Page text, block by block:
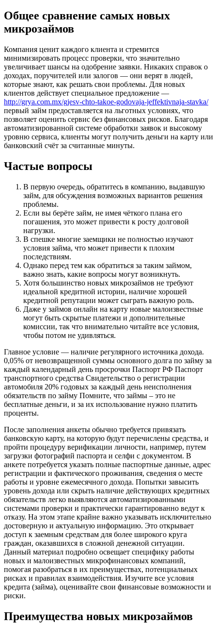
Общее сравнение самых новых
микрозаймов
Компания ценит каждого клиента и стремится
минимизировать процесс проверки, что значительно
увеличивает шансы на одобрение заявки. Никаких справок о
доходах, поручителей или залогов — они верят в людей,
которые знают, как решать свои проблемы. Для новых
клиентов действует специальное предложение —
http://grya.com.mx/gjesv-chto-takoe-godovaja-jeffektivnaja-stavka/
первый займ предоставляется на льготных условиях, что
позволяет оценить сервис без финансовых рисков. Благодаря
автоматизированной системе обработки заявок и высокому
уровню сервиса, клиенты могут получить деньги на карту или
банковский счёт за считанные минуты.
Частые вопросы
В первую очередь, обратитесь в компанию, выдавшую
займ, для обсуждения возможных вариантов решения
проблемы.
Если вы берёте займ, не имея чёткого плана его
погашения, это может привести к росту долговой
нагрузки.
В спешке многие заемщики не полностью изучают
условия займа, что может привести к плохим
последствиям.
Однако перед тем как обратиться за таким займом,
важно знать, какие вопросы могут возникнуть.
Хотя большинство новых микрозаймов не требуют
идеальной кредитной истории, наличие хорошей
кредитной репутации может сыграть важную роль.
Даже у займов онлайн на карту новые малоизвестные
могут быть скрытые платежи и дополнительные
комиссии, так что внимательно читайте все условия,
чтобы потом не удивляться.
Главное условие — наличие регулярного источника дохода.
0,05% от невозвращенной суммы основного долга по займу за
каждый календарный день просрочки Паспорт РФ Паспорт
транспортного средства Свидетельство о регистрации
автомобиля 20% годовых за каждый день неисполнения
обязательств по займу Помните, что займы – это не
бесплатные деньги, и за их использование нужно платить
проценты.
После заполнения анкеты обычно требуется привязать
банковскую карту, на которую будут перечислены средства, и
пройти процедуру верификации личности, например, путем
загрузки фотографий паспорта и селфи с документом. В
анкете потребуется указать полные паспортные данные, адрес
регистрации и фактического проживания, сведения о месте
работы и уровне ежемесячного дохода. Попытки завысить
уровень дохода или скрыть наличие действующих кредитных
обязательств легко выявляются автоматизированными
системами проверки и практически гарантированно ведут к
отказу. На этом этапе крайне важно указывать исключительно
достоверную и актуальную информацию. Это открывает
доступ к заемным средствам для более широкого круга
граждан, оказавшихся в сложной денежной ситуации.
Данный материал подробно освещает специфику работы
новых и малоизвестных микрофинансовых компаний,
помогая разобраться в их преимуществах, потенциальных
рисках и правилах взаимодействия. Изучите все условия
кредита (займа), оценивайте свои финансовые возможности и
риски.
Преимущества новых микрозаймов